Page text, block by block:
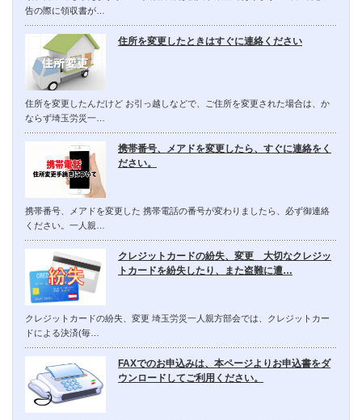
告の際に領収書が…
住所を変更したときはすぐに連絡ください
住所を変更したんだけど お引っ越しなどで、ご住所を変更された場合は、か
ならず埼玉労災一…
携帯番号、メアドを変更したら、すぐに連絡をく
ださい。
携帯番号、メアドを変更した 携帯電話の番号が変わりましたら、必ず御連絡
ください。一人親…
クレジットカードの紛失、変更 大切なクレジッ
トカードを紛失したり、また盗難に遭…
クレジットカードの紛失、変更 埼玉労災一人親方部会では、クレジットカー
ドによる決済(毎…
FAXでのお申込みは、本ページよりお申込書をダ
ウンロードしてご利用ください。